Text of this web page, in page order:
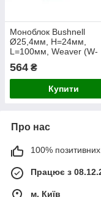
Моноблок Bushnell
Ø25,4мм, Н=24мм,
L=100мм, Weaver (W-
564 ₴
Купити
Про нас
100% позитивних
Працює з
м. Київ